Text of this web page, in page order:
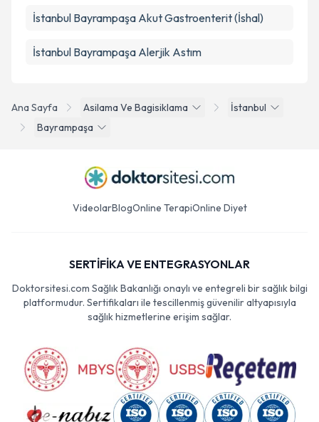
Ana Sayfa Asilama Ve Bagisiklama
İstanbul
Bayrampaşa
İstanbul Bayrampaşa Akut Gastroenterit (İshal)
İstanbul Bayrampaşa Alerjik Astım
VideolarBlogOnline TerapiOnline Diyet
SERTİFİKA VE ENTEGRASYONLAR
Doktorsitesi.com Sağlık Bakanlığı onaylı ve entegreli bir sağlık bilgi
platformudur. Sertifikaları ile tescillenmiş güvenilir altyapısıyla
sağlık hizmetlerine erişim sağlar.